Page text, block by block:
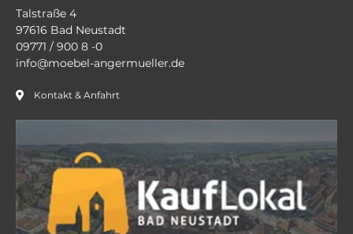
Talstraße 4
97616 Bad Neustadt
09771 / 900 8 -0
info@moebel-angermueller.de
Kontakt & Anfahrt